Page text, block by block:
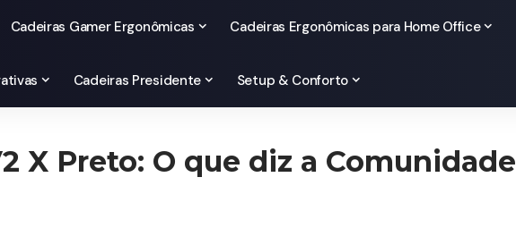
Cadeiras Gamer Ergonômicas Cadeiras Ergonômicas para Home Office
Cadeiras Presidente Setup & Conforto
X Preto: O que diz a Comunidade